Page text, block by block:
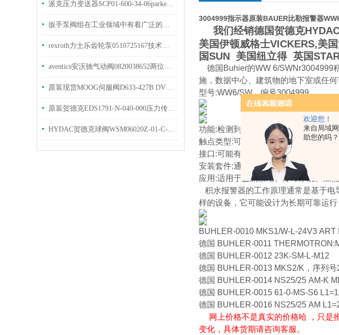
欢迎您！
来自局域
助您的吗？
派克压力变送器SCP01-600-34-06parker原装优势出售
扳手泵阀组在工业领域中有着广泛的作用
rexroth力士乐齿轮泵0510725167技术参数原装
aventics安沃驰气动阀0820038652两位五通换向阀
原装现货MOOG伺服阀D633-427B DVV伺服阀样本
原装贺德克EDS1791-N-040-000压力传感器 现货库存
HYDAC贺德克球阀WSM06020Z-01-C-N-24DG现货原装
3004999指示器原装BAUER比勒报警器
我们经销德国贺德克
美国伊顿威格士VICKERS,美
国SUN 美国纽立得 英国
德国Buhier的WW 6/SWNr3004999
施，数据中心、建筑物的地下室或任
型号:WW6/SW，编号3004999
功能:检测到积水时发出警报，可以是
触点类型:可能包含一个转换触点，这
接口:可能有G1/2螺纹的90度转角接口
安装套件:通常包括安装套件，便于固
应用:适用于监测泵站、冷却系统、加
积水报警器的工作原理通常是基于电
样的设备，它可能设计为长期可靠运行
BUHLER-0010 MKS1/W-L-24V3 ART
德国 BUHLER-0011
德国 BUHLER-0012 23K-SM-L-M12
德国 BUHLER-0013 MKS2/K，序列号
德国 BUHLER-0014 NS25/25 AM-K
德国 BUHLER-0015 61-0-MS-S6
德国 BUHLER-0016 NS25/25 AM
网上价格不是真实的价格哈 ，只是
变化，具体货期请咨询客服。